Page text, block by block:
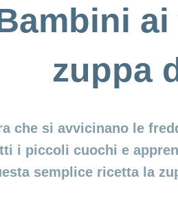
zuppa
che si avvicinano le
i piccoli cuochi e
semplice ricetta la